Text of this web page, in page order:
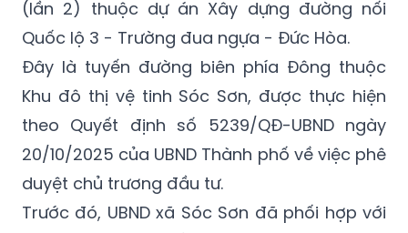
đang triển khai việc niêm yết công khai hồ
sơ phương án, vị trí tuyến đường tỷ lệ 1/500
(lần 2) thuộc dự án Xây dựng đường nối
Quốc lộ 3 - Trường đua ngựa - Đức Hòa.
Đây là tuyến đường biên phía Đông thuộc
Khu đô thị vệ tinh Sóc Sơn, được thực hiện
theo Quyết định số 5239/QĐ-UBND ngày
20/10/2025 của UBND Thành phố về việc phê